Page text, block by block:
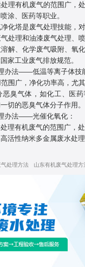
理有机废气的范围广，
喷涂、医药等职业。
化塔是废气处理技能，
处理和油漆废气处理、
解、化学废气吸附、氧
国家工业废气排放规
理办法——低温等离子
围广，净化功率高，尤
恶臭气体，如化工、医
切的恶臭气体分子作用。
理办法——光催化氧化
理有机废气的范围广，处
活性纳米多金属废水处
气处理方法 山东有机废气处理方